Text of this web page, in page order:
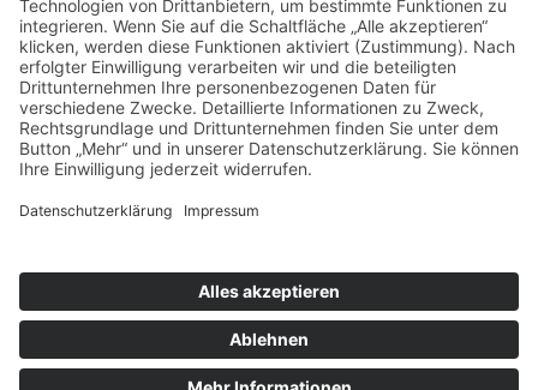
nach oben
Impressum|Datenschutz
Ihnen gefällt, was Sie lesen?
Dann teilen Sie es mit anderen!
X